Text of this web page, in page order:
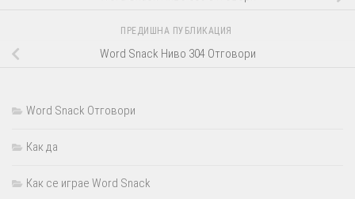
ПРЕДИШНА ПУБЛИКАЦИЯ
Word Snack Ниво 304 Отговори
Word Snack Отговори
Как да
Как се играе Word Snack